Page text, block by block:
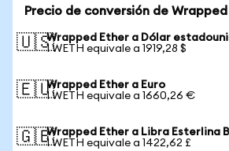
Precio de conversión de
🇺🇸Wrapped Ether a Dólar
1 WETH equivale a 1919,28 $
🇪🇺Wrapped Ether a Euro
1 WETH equivale a 1660,26 €
🇬🇧Wrapped Ether a Libra Esterlina
1 WETH equivale a 1422,62 £